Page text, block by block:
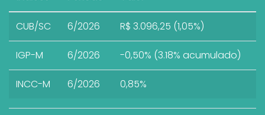
CUB/SC 6/2026 R$ 3.096,25 (1,05%)
IGP-M 6/2026 -0,50% (3.18% acumulado)
INCC-M 6/2026 0,85%